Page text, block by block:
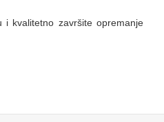
i kvalitetno završite opremanje